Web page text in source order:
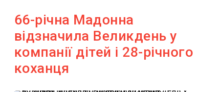
66-річна Мадонна
відзначила Великдень у
компанії дітей і 28-річного
коханця